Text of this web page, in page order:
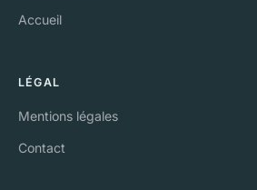
Accueil
LÉGAL
Mentions légales
Contact